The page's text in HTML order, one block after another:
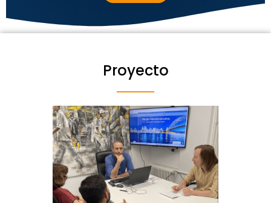
Proyecto